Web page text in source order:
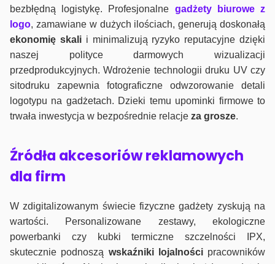
bezbłędną logistykę. Profesjonalne gadżety biurowe z
logo, zamawiane w dużych ilościach, generują doskonałą
ekonomię skalii minimalizują ryzyko reputacyjne dzięki
naszej polityce darmowych wizualizacji
przedprodukcyjnych. Wdrożenie technologii druku UV czy
sitodruku zapewnia fotograficzne odwzorowanie detali
logotypu na gadżetach. Dzieki temu upominki firmowe to
trwała inwestycja w bezpośrednie relacje za grosze.
Źródła akcesoriów reklamowych
dla firm
W zdigitalizowanym świecie fizyczne gadżety zyskują na
wartości. Personalizowane zestawy, ekologiczne
powerbanki czy kubki termiczne szczelności IPX,
skutecznie podnoszą wskaźniki lojalnościpracowników